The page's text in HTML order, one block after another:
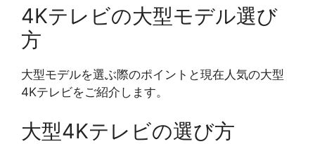
4Kテレビの大型モデル選び
方
大型モデルを選ぶ際のポイントと現在人気の大型
4Kテレビをご紹介します。
大型4Kテレビの選び方